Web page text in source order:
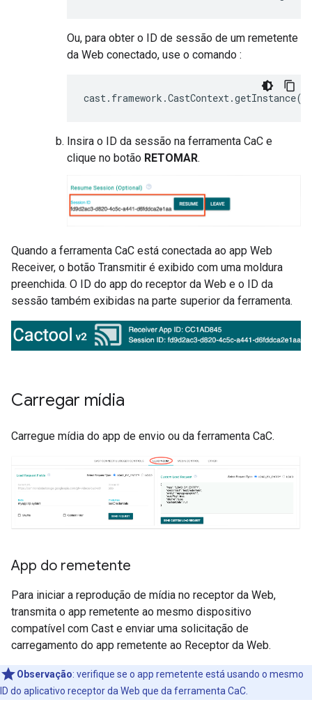
Ou, para obter o ID de sessão de um remetente
da Web conectado, use o comando :
Insira o ID da sessão na ferramenta CaC e
clique no botão RETOMAR.
Quando a ferramenta CaC está conectada ao app Web
Receiver, o botão Transmitir é exibido com uma moldura
preenchida. O ID do app do receptor da Web e o ID da
sessão também exibidas na parte superior da ferramenta.
Carregar mídia
Carregue mídia do app de envio ou da ferramenta CaC.
App do remetente
Para iniciar a reprodução de mídia no receptor da Web,
transmita o app remetente ao mesmo dispositivo
compatível com Cast e enviar uma solicitação de
carregamento do app remetente ao Receptor da Web.
Observação: verifique se o app remetente está usando o mesmo
ID do aplicativo receptor da Web que da ferramenta CaC.